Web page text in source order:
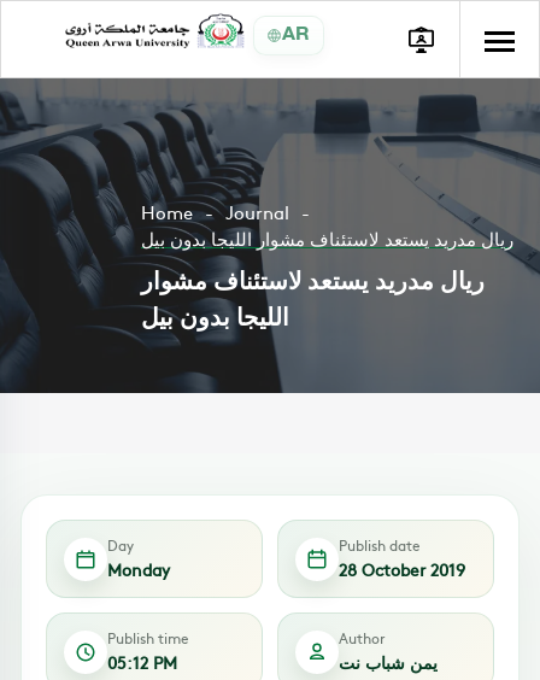
AR
Home
Journal
ريال مدريد يستعد لاستئناف مشوار الليجا بدون بيل
ريال مدريد يستعد لاستئناف مشوار
الليجا بدون بيل
Day
Monday
Publish date
28 October 2019
Publish time
05:12 PM
Author
يمن شباب نت